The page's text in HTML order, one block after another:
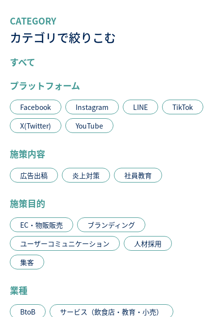
CATEGORY
カテゴリで絞りこむ
すべて
プラットフォーム
Facebook Instagram LINE
TikTok
X(Twitter)
YouTube
施策内容
広告出稿 炎上対策 社員教育
施策目的
EC・物販販売
ブランディング
ユーザーコミュニケーション
人材採用
集客
業種
BtoB
サービス（飲食店・教育・小売）